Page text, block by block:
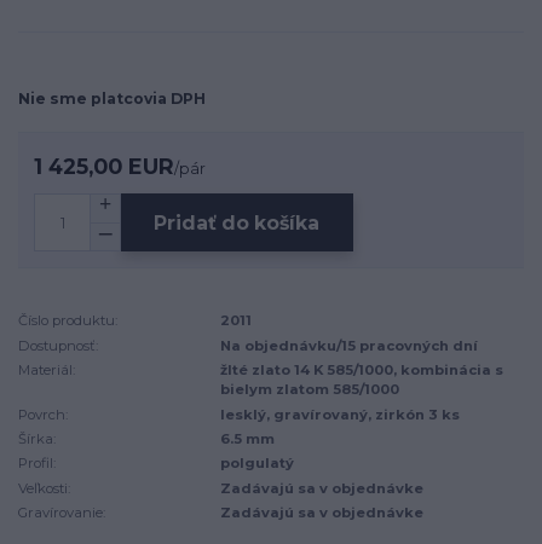
Nie sme platcovia DPH
1 425,00 EUR/pár
Pridať do košíka
Číslo produktu:
2011
Dostupnosť:
Na objednávku/15 pracovných dní
Materiál:
žlté zlato 14 K 585/1000, kombinácia s
bielym zlatom 585/1000
Povrch:
lesklý, gravírovaný, zirkón 3 ks
Šírka:
6.5 mm
Profil:
polgulatý
Veľkosti:
Zadávajú sa v objednávke
Gravírovanie:
Zadávajú sa v objednávke